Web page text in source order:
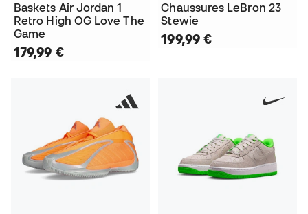
Baskets Air Jordan 1
Retro High OG Love The
Game
179,99 €
Chaussures LeBron 23
Stewie
199,99 €